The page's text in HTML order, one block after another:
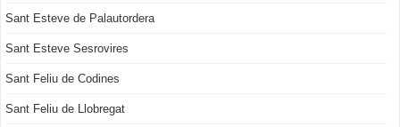
Sant Esteve de Palautordera
Sant Esteve Sesrovires
Sant Feliu de Codines
Sant Feliu de Llobregat